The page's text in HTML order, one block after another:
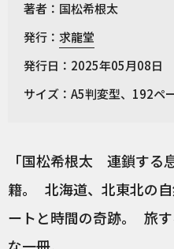
著者：国松希根太
発行： 求龍堂
発行日：2025年05月08日
サイズ：A5判変型、192ペ
「国松希根太 連鎖する
籍。 北海道、北東北の
ートと時間の奇跡。 旅